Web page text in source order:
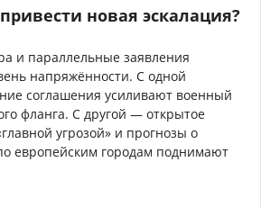
новая эскалация?
и параллельные заявления
напряжённости. С одной
соглашения усиливают военный
фланга. С другой — открытое
угрозой» и прогнозы о
европейским городам поднимают